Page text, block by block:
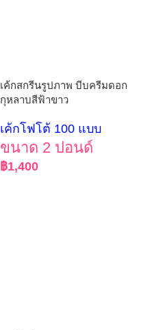
เค้กสกรีนรูปภาพ บีบครีมดอก
กุหลาบสีฟ้าขาว
เค้กโฟโต้ 100 แบบ
ขนาด 2 ปอนด์
฿1,400